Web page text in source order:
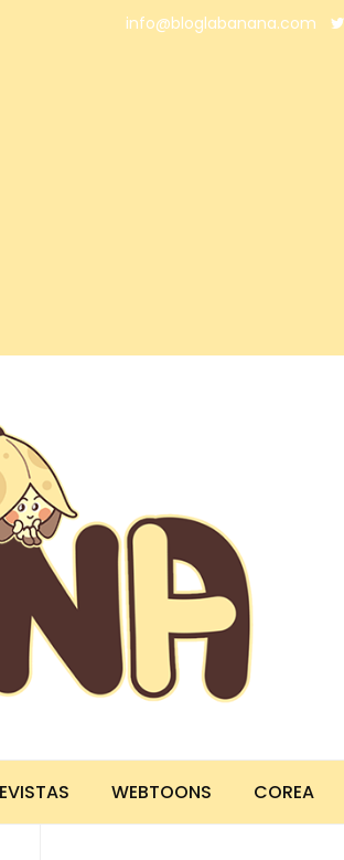
info@bloglabanana.com
WEBTOONS COREA